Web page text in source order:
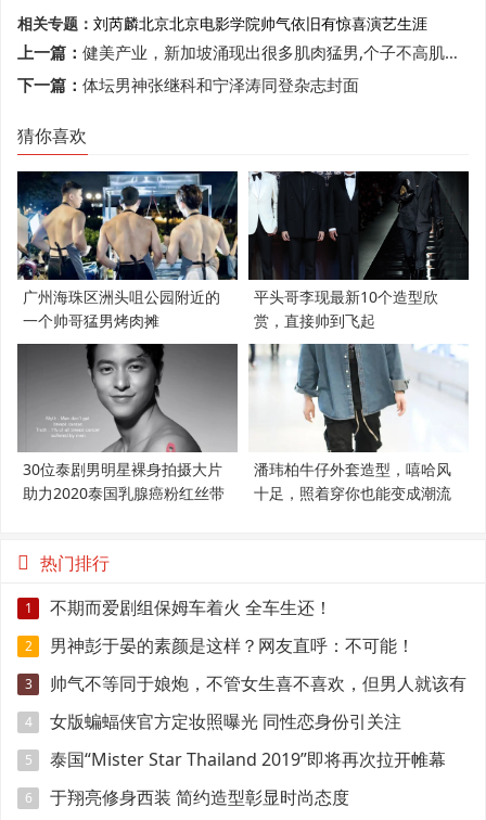
相关专题： 刘芮麟北京北京电影学院帅气依旧有惊喜演艺生涯
上一篇： 健美产业，新加坡涌现出很多肌肉猛男,个子不高肌肉很大
下一篇： 体坛男神张继科和宁泽涛同登杂志封面
猜你喜欢
广州海珠区洲头咀公园附近的
一个帅哥猛男烤肉摊
平头哥李现最新10个造型欣
赏，直接帅到飞起
30位泰剧男明星裸身拍摄大片
助力2020泰国乳腺癌粉红丝带
潘玮柏牛仔外套造型，嘻哈风
十足，照着穿你也能变成潮流
热门排行
1 不期而爱剧组保姆车着火 全车生还！
2 男神彭于晏的素颜是这样？网友直呼：不可能！
3
帅气不等同于娘炮，不管女生喜不喜欢，但男人就该有
点肌肉
4 女版蝙蝠侠官方定妆照曝光 同性恋身份引关注
5 泰国“Mister Star Thailand 2019”即将再次拉开帷幕
6 于翔亮修身西装 简约造型彰显时尚态度